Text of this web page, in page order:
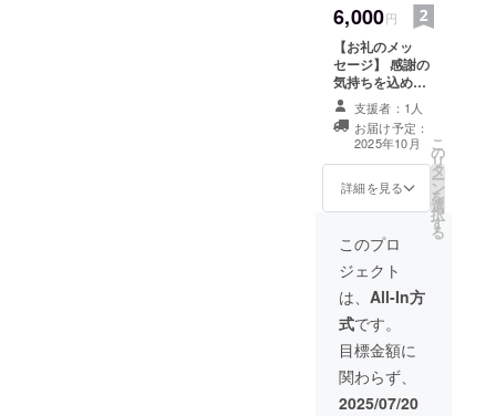
6,000円
【お礼のメッ
セージ】 感謝の
気持ちを込め
て、お礼のメッ
セージをお送り
します。 【お名
前掲載】 ①当日
の協賛ボード
に、口数と支援
ム）を掲載しま
す。 ・掲載期
間：大洋フェス
ティバル当日 ・
掲載方法：文字
のみ、ロゴ／バ
ナーの掲載は不
可 ・掲載サイ
ズ：小（高さ２
ｃｍ程度）
支援者：1人
お届け予定：
2025年10月
詳細を見る
こ
の
リ
タ
ー
ン
を
選
択
す
る
このプロ
ジェクト
は、 All-In方
式です。
目標金額に
関わらず、
2025/07/20